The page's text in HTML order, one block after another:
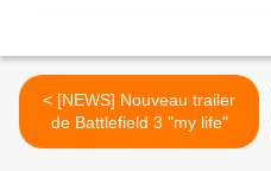
< [NEWS] Nouveau trailer
de Battlefield 3 "my life"